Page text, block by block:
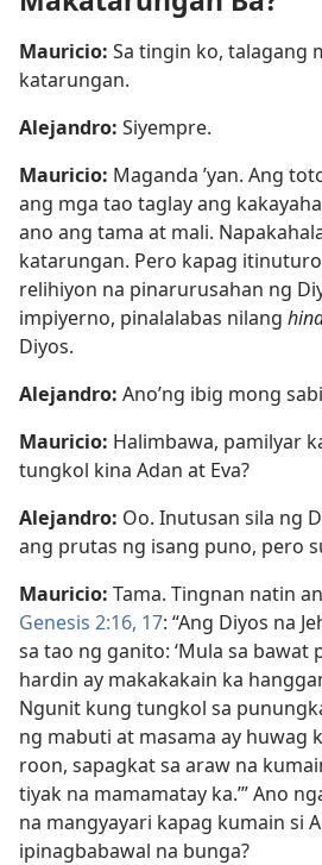
Mauricio: Sa tingin ko, talagang
katarungan.
Alejandro: Siyempre.
Mauricio: Maganda ’yan. Ang
ang mga tao taglay ang
ano ang tama at mali.
katarungan. Pero kapag
relihiyon na pinarurusahan ng
impiyerno, pinalalabas nilang
Diyos.
Alejandro: Ano’ng ibig mong
Mauricio: Halimbawa, pamilyar
tungkol kina Adan at Eva?
Alejandro: Oo. Inutusan sila ng
ang prutas ng isang puno, pero
Mauricio: Tama. Tingnan natin
Genesis 2:16, 17: “Ang Diyos na
sa tao ng ganito: ‘Mula sa bawat
hardin ay makakakain ka
Ngunit kung tungkol sa
ng mabuti at masama ay huwag
roon, sapagkat sa araw na
tiyak na mamamatay ka.’” Ano
na mangyayari kapag kumain si
ipinagbabawal na bunga?